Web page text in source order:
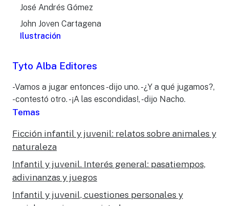
José Andrés Gómez
John Joven Cartagena
Ilustración
Tyto Alba Editores
-Vamos a jugar entonces -dijo uno. -¿Y a qué jugamos?,
-contestó otro. -¡A las escondidas!, -dijo Nacho.
Temas
Ficción infantil y juvenil: relatos sobre animales y
naturaleza
Infantil y juvenil. Interés general: pasatiempos,
adivinanzas y juegos
Infantil y juvenil, cuestiones personales y